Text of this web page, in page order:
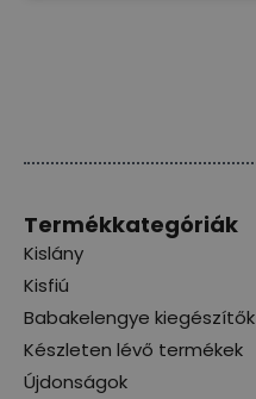
Termékkategóriák
Kislány
Kisfiú
Babakelengye kiegészítők
Készleten lévő termékek
Újdonságok